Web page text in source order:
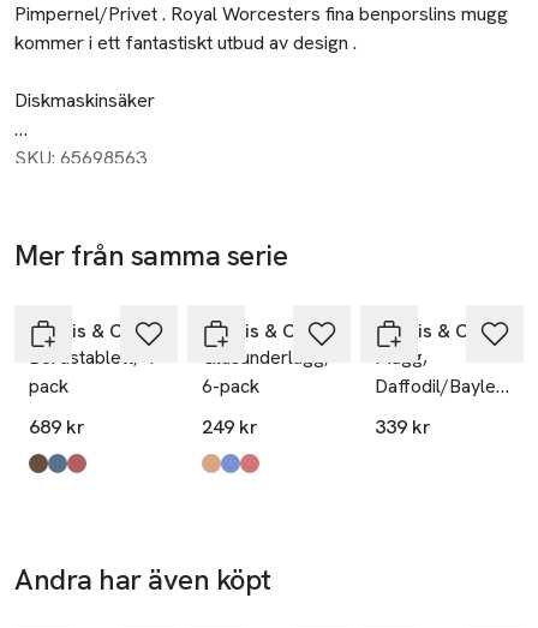
Pimpernel/Privet . Royal Worcesters fina benporslins mugg
kommer i ett fantastiskt utbud av design .
Diskmaskinsäker
Mikrovågsugnsäker
SKU: 65698563
Mer från samma serie
Morris & Co
Bordstablett, 4-
pack
689 kr
Produkten finns i färgerna:
Strawberry Brown
Strawberry Blue
Strawberry Red
Morris & Co
Glasunderlägg,
6-pack
249 kr
Produkten finns i färgerna:
Strawberry Theif: Brown
Strawberry Theif: Blue
Strawberry Theif: Red
Morris & Co
Mugg,
Daffodil/Bayleaf
Madder
339 kr
Andra har även köpt